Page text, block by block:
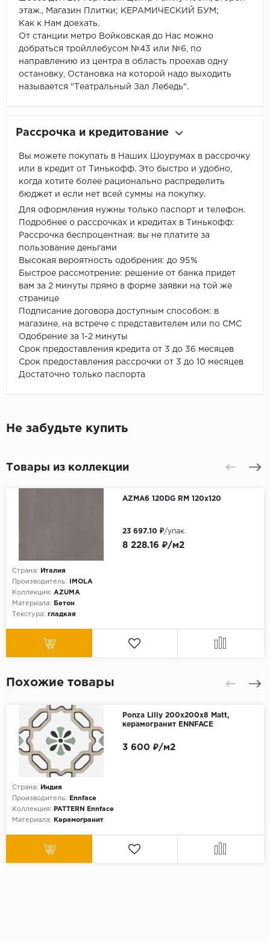
этаж., Магазин Плитки; КЕРАМИЧЕСКИЙ БУМ;
Как к Нам доехать.
От станции метро Войковская до Нас можно
добраться тройллебусом №43 или №6, по
направлению из центра в область проехав одну
остановку, Остановка на которой надо выходить
называется "Театральный Зал Лебедь".
Рассрочка и кредитование
Вы можете покупать в Наших Шоурумах в рассрочку
или в кредит от Тинькофф. Это быстро и удобно,
когда хотите более рационально распределить
бюджет и если нет всей суммы на покупку.
Для оформления нужны только паспорт и телефон.
Подробнее о рассрочках и кредитах в Тинькофф:
Рассрочка беспроцентная: вы не платите за
пользование деньгами
Высокая вероятность одобрения: до 95%
Быстрое рассмотрение: решение от банка придет
вам за 2 минуты прямо в форме заявки на той же
странице
Подписание договора доступным способом: в
магазине, на встрече с представителем или по СМС
Одобрение за 1-2 минуты
Срок предоставления кредита от 3 до 36 месяцев
Срок предоставления рассрочки от 3 до 10 месяцев
Достаточно только паспорта
Не забудьте купить
Товары из коллекции
AZMA6 120DG RM 120x120
Страна:
Италия
Производитель:
IMOLA
Коллекция: AZUMA
Материала:
Бетон
Текстура: гладкая
8 228.16 ₽/м2
23 697.10 ₽/упак.
Похожие товары
Ponza Lilly 200х200х8 Matt,
керамогранит ENNFACE
Страна:
Индия
Производитель:
Ennface
Коллекция:
PATTERN Ennface
Материала:
Керамогранит
3 600 ₽/м2